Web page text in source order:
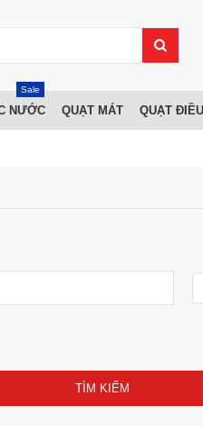
NƯỚC
Sale
QUẠT MÁT QUẠT
TÌM KIẾM